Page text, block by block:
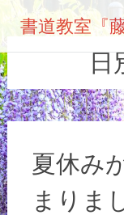
テ
ン
ツ
へ
ス
キ
ッ
プ
書道教室『
日
夏休み
まりま